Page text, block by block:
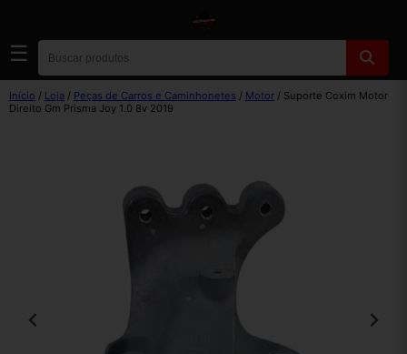
☰
Início / Loja / Peças de Carros e Caminhonetes / Motor / Suporte Coxim Motor
Direito Gm Prisma Joy 1.0 8v 2019